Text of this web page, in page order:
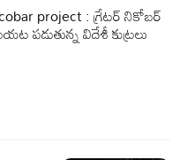
project : గ్రేటర్ నికోబర్
పడుతున్న విదేశీ కుట్రలు